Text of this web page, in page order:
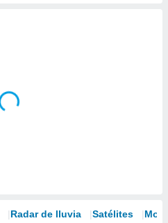
Radar de lluvia Satélites